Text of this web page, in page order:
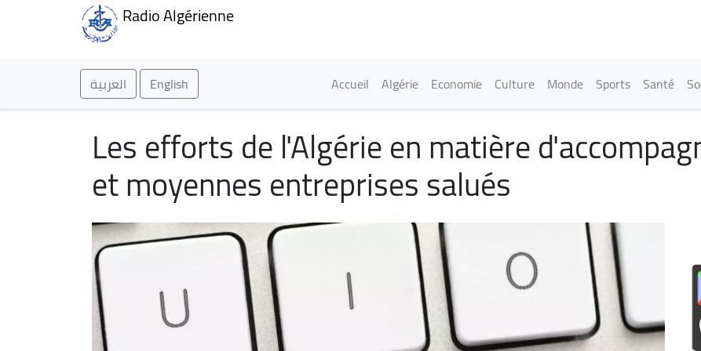
Radio Algérienne
العربية English Main navigation
Accueil Algérie Economie Culture Monde Sports Santé
Les efforts de l'Algérie en matière
et moyennes entreprises salués